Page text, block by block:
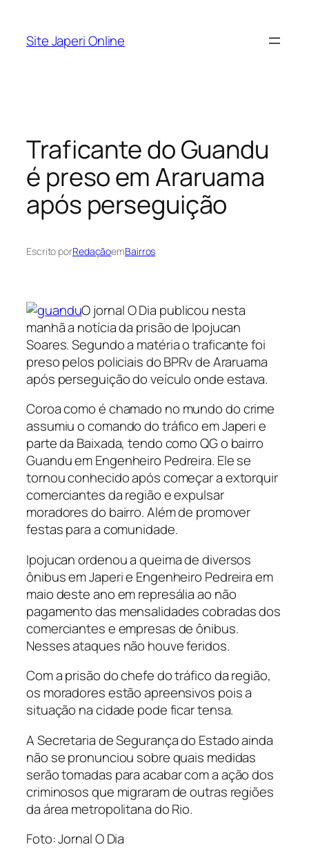
Site Japeri Online
Traficante do Guandu
é preso em Araruama
após perseguição
Escrito porRedaçãoemBairros
O jornal O Dia publicou nesta
manhã a notícia da prisão de Ipojucan
Soares. Segundo a matéria o traficante foi
preso pelos policiais do BPRv de Araruama
após perseguição do veículo onde estava.
Coroa como é chamado no mundo do crime
assumiu o comando do tráfico em Japeri e
parte da Baixada, tendo como QG o bairro
Guandu em Engenheiro Pedreira. Ele se
tornou conhecido após começar a extorquir
comerciantes da região e expulsar
moradores do bairro. Além de promover
festas para a comunidade.
Ipojucan ordenou a queima de diversos
ônibus em Japeri e Engenheiro Pedreira em
maio deste ano em represália ao não
pagamento das mensalidades cobradas dos
comerciantes e empresas de ônibus.
Nesses ataques não houve feridos.
Com a prisão do chefe do tráfico da região,
os moradores estão apreensivos pois a
situação na cidade pode ficar tensa.
A Secretaria de Segurança do Estado ainda
não se pronunciou sobre quais medidas
serão tomadas para acabar com a ação dos
criminosos que migraram de outras regiões
da área metropolitana do Rio.
Foto: Jornal O Dia